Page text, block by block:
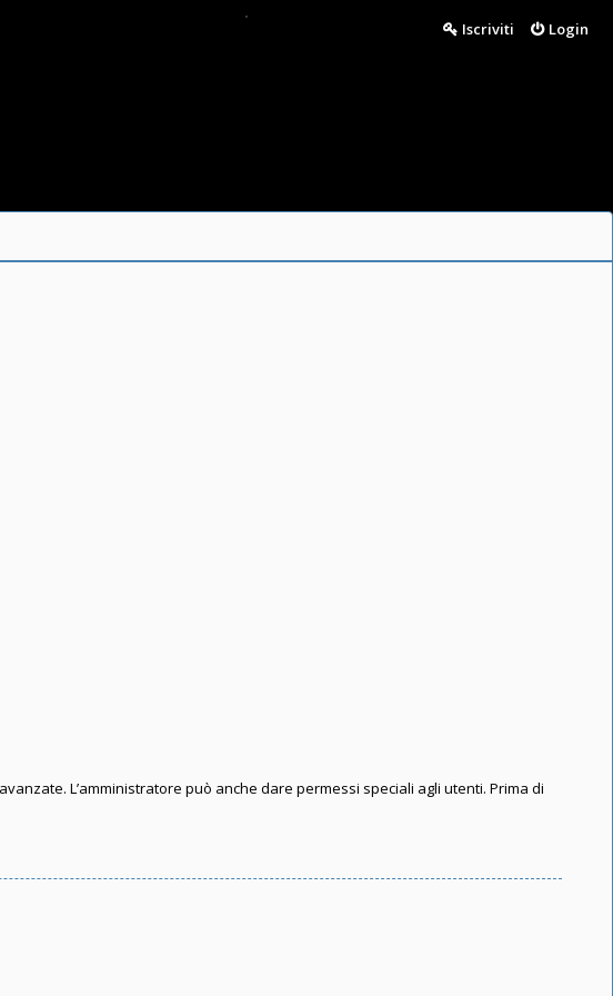
Login
Iscriviti
L’amministratore può anche dare permessi speciali agli utenti. Prima di